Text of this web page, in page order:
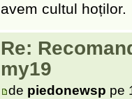
avem cultul hoților.
Re:
my19
de piedonewsp pe